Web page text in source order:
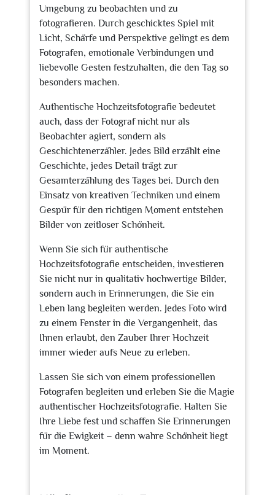
Umgebung zu beobachten und zu
fotografieren. Durch geschicktes Spiel mit
Licht, Schärfe und Perspektive gelingt es dem
Fotografen, emotionale Verbindungen und
liebevolle Gesten festzuhalten, die den Tag so
besonders machen.
Authentische Hochzeitsfotografie bedeutet
auch, dass der Fotograf nicht nur als
Beobachter agiert, sondern als
Geschichtenerzähler. Jedes Bild erzählt eine
Geschichte, jedes Detail trägt zur
Gesamterzählung des Tages bei. Durch den
Einsatz von kreativen Techniken und einem
Gespür für den richtigen Moment entstehen
Bilder von zeitloser Schönheit.
Wenn Sie sich für authentische
Hochzeitsfotografie entscheiden, investieren
Sie nicht nur in qualitativ hochwertige Bilder,
sondern auch in Erinnerungen, die Sie ein
Leben lang begleiten werden. Jedes Foto wird
zu einem Fenster in die Vergangenheit, das
Ihnen erlaubt, den Zauber Ihrer Hochzeit
immer wieder aufs Neue zu erleben.
Lassen Sie sich von einem professionellen
Fotografen begleiten und erleben Sie die Magie
authentischer Hochzeitsfotografie. Halten Sie
Ihre Liebe fest und schaffen Sie Erinnerungen
für die Ewigkeit – denn wahre Schönheit liegt
im Moment.